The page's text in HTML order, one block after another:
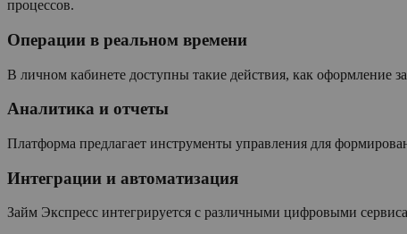
процессов.
Операции в реальном времени
В личном кабинете доступны такие действия, как оформление
Аналитика и отчеты
Платформа предлагает инструменты управления для
Интеграции и автоматизация
Займ Экспресс интегрируется с различными цифровыми